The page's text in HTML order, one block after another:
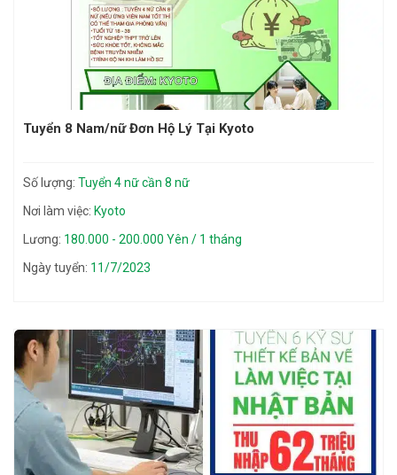
Tuyển 8 Nam/nữ Đơn Hộ Lý Tại Kyoto
Số lượng: Tuyển 4 nữ cần 8 nữ
Nơi làm việc: Kyoto
Lương: 180.000 - 200.000 Yên / 1 tháng
Ngày tuyển: 11/7/2023